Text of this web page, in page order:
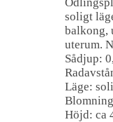
soligt
balkong,
uterum.
Sådjup:
Läge:
Höjd: ca